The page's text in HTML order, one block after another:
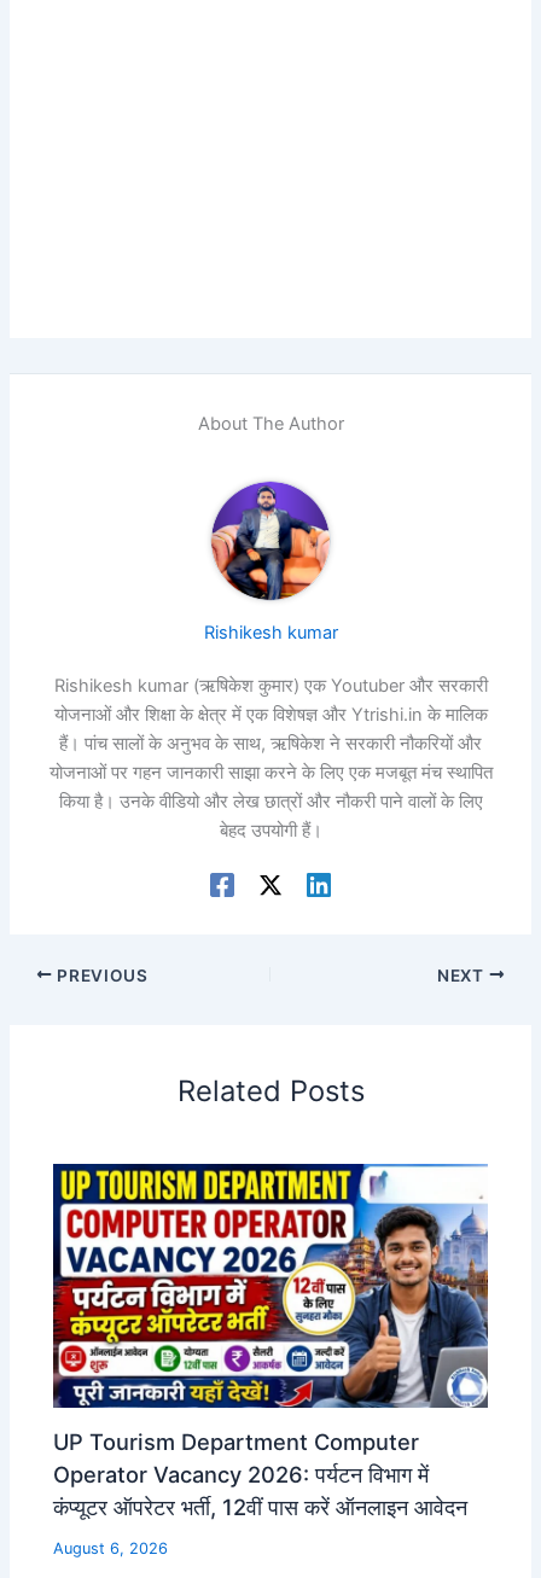
About The Author
Rishikesh kumar
Rishikesh kumar (ऋषिकेश कुमार) एक Youtuber और सरकारी
योजनाओं और शिक्षा के क्षेत्र में एक विशेषज्ञ और Ytrishi.in के मालिक
हैं। पांच सालों के अनुभव के साथ, ऋषिकेश ने सरकारी नौकरियों और
योजनाओं पर गहन जानकारी साझा करने के लिए एक मजबूत मंच स्थापित
किया है। उनके वीडियो और लेख छात्रों और नौकरी पाने वालों के लिए
बेहद उपयोगी हैं।
PREVIOUS NEXT
Related Posts
UP Tourism Department Computer
Operator Vacancy 2026: पर्यटन विभाग में
कंप्यूटर ऑपरेटर भर्ती, 12वीं पास करें ऑनलाइन आवेदन
August 6, 2026